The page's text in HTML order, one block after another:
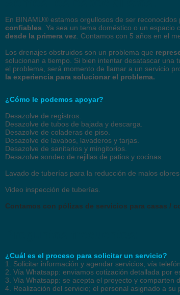
En BINAMU® estamos orgullosos de ser
confiables . Ya sea un tema doméstico o un
desde la primera vez . Contamos con 5 años en el
Los drenajes obstruidos son un problema que
solucionan a tiempo. Si bien intentar desatascar
el problema, será momento de llamar a un servicio
la experiencia para solucionar el problema.
¿Cómo le podemos apoyar?
Desazolve de registros.
Desazolve de tubos de bajada y descarga.
Desazolve de coladeras de piso.
Desazolve de lavabos, lavaderos y tarjas.
Desazolve de sanitarios y mingitorios.
Desazolve sondeo de rejillas de patios y cocinas.
Lavado de tuberías para la reducción de malos
Video inspección de tuberías.
Contamos con pólizas de servicios para casas /
¿Cuál es el proceso para solicitar un servicio?
1. Solicitar información y agendar servicios; vía
2. Vía Whatsapp: enviamos cotización detallada por
3. Vía Whatsapp: se acepta el proyecto y comparten
4. Realización del servicio; el personal asignado a